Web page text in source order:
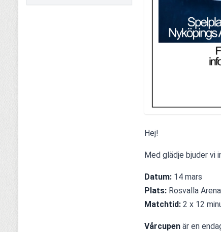
Hej!
Med glädje bjuder vi
Datum: 14 mars
Plats: Rosvalla Arena
Matchtid: 2 x 12
Vårcupen är en